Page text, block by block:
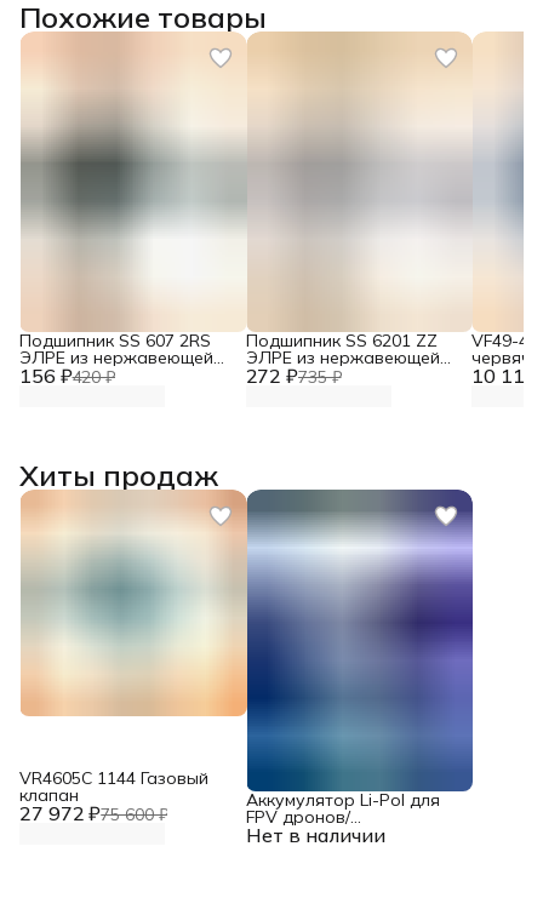
Похожие товары
156 ₽420 ₽
Подшипник SS 607 2RS
ЭЛРЕ из нержавеющей
стали 272 ₽735 ₽
Подшипник SS 6201 ZZ
ЭЛРЕ из нержавеющей
стали 10 119
VF49-
Хиты продаж
27 972 ₽75 600 ₽
VR4605С 1144 Газовый
клапан
Нет в наличии
Аккумулятор Li-Pol для
FPV дронов/
квадрокоптеров 23,1 В,